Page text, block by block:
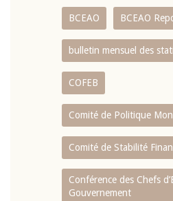
BCEAO BCEAO
bulletin mensuel des
COFEB
Comité de Politique
Comité de Stabilité
Conférence des Chefs
Gouvernement